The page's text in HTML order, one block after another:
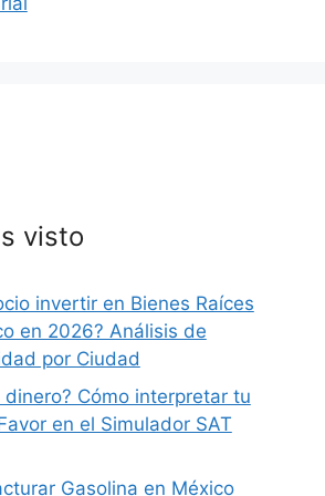
visto
invertir en Bienes Raíces
en 2026? Análisis de
por Ciudad
dinero? Cómo interpretar tu
en el Simulador SAT
Gasolina en México